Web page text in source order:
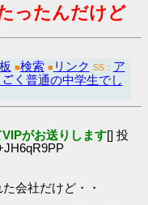
ったんだけど
■検索 ■ リンク SS： ア
く普通の中学生でし
がお送りします[] 投
会社だけど・・